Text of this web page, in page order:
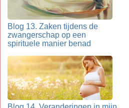
Blog 13. Zaken tijdens de
zwangerschap op een
spirituele manier benad